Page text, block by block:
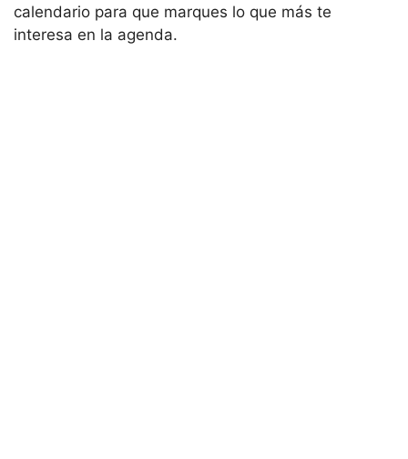
calendario para que marques lo que más te
interesa en la agenda.